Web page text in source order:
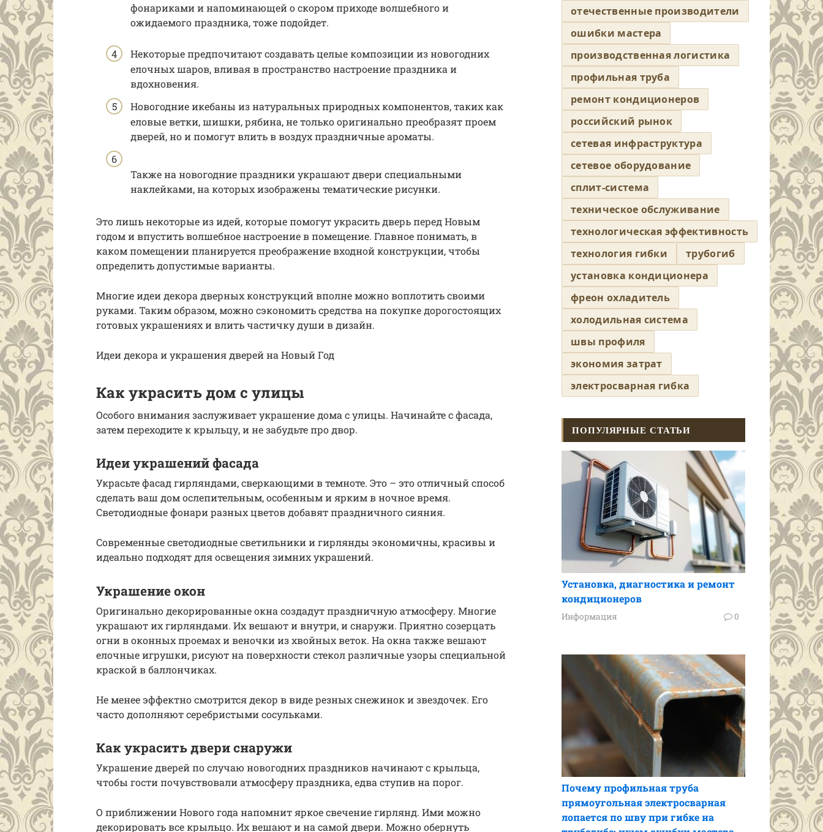
фонариками и напоминающей о скором приходе волшебного и
ожидаемого праздника, тоже подойдет.
Некоторые предпочитают создавать целые композиции из новогодних
елочных шаров, вливая в пространство настроение праздника и
вдохновения.
Новогодние икебаны из натуральных природных компонентов, таких как
еловые ветки, шишки, рябина, не только оригинально преобразят проем
дверей, но и помогут влить в воздух праздничные ароматы.
Также на новогодние праздники украшают двери специальными
наклейками, на которых изображены тематические рисунки.
Это лишь некоторые из идей, которые помогут украсить дверь перед Новым
годом и впустить волшебное настроение в помещение. Главное понимать, в
каком помещении планируется преображение входной конструкции, чтобы
определить допустимые варианты.
Многие идеи декора дверных конструкций вполне можно воплотить своими
руками. Таким образом, можно сэкономить средства на покупке дорогостоящих
готовых украшениях и влить частичку души в дизайн.
Идеи декора и украшения дверей на Новый Год
Как украсить дом с улицы
Особого внимания заслуживает украшение дома с улицы. Начинайте с фасада,
затем переходите к крыльцу, и не забудьте про двор.
Идеи украшений фасада
Украсьте фасад гирляндами, сверкающими в темноте. Это – это отличный способ
сделать ваш дом ослепительным, особенным и ярким в ночное время.
Светодиодные фонари разных цветов добавят праздничного сияния.
Современные светодиодные светильники и гирлянды экономичны, красивы и
идеально подходят для освещения зимних украшений.
Украшение окон
Оригинально декорированные окна создадут праздничную атмосферу. Многие
украшают их гирляндами. Их вешают и внутри, и снаружи. Приятно созерцать
огни в оконных проемах и веночки из хвойных веток. На окна также вешают
елочные игрушки, рисуют на поверхности стекол различные узоры специальной
краской в баллончиках.
Не менее эффектно смотрится декор в виде резных снежинок и звездочек. Его
часто дополняют серебристыми сосульками.
Как украсить двери снаружи
Украшение дверей по случаю новогодних праздников начинают с крыльца,
чтобы гости почувствовали атмосферу праздника, едва ступив на порог.
О приближении Нового года напомнит яркое свечение гирлянд. Ими можно
декорировать все крыльцо. Их вешают и на самой двери. Можно обернуть
отечественные производители
ошибки мастера
производственная логистика
профильная труба
ремонт кондиционеров
российский рынок
сетевая инфраструктура
сетевое оборудование
сплит-система
техническое обслуживание
технологическая эффективность
технология гибки
трубогиб
установка кондиционера
фреон охладитель
холодильная система
швы профиля
экономия затрат
электросварная гибка
ПОПУЛЯРНЫЕ СТАТЬИ
Установка, диагностика и ремонт
кондиционеров
Информация 0
Почему профильная труба
прямоугольная электросварная
лопается по шву при гибке на